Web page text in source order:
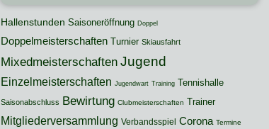
Hallenstunden Saisoneröffnung Doppel
Doppelmeisterschaften Turnier Skiausfahrt
Mixedmeisterschaften Jugend
Einzelmeisterschaften Jugendwart Training Tennishalle
Saisonabschluss Bewirtung Clubmeisterschaften Trainer
Mitgliederversammlung Verbandsspiel Corona Termine